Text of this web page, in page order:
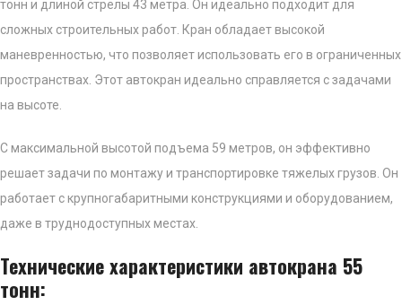
тонн и длиной стрелы 43 метра. Он идеально подходит для
сложных строительных работ. Кран обладает высокой
маневренностью, что позволяет использовать его в ограниченных
пространствах. Этот автокран идеально справляется с задачами
на высоте.
С максимальной высотой подъема 59 метров, он эффективно
решает задачи по монтажу и транспортировке тяжелых грузов. Он
работает с крупногабаритными конструкциями и оборудованием,
даже в труднодоступных местах.
Технические характеристики автокрана 55
тонн: